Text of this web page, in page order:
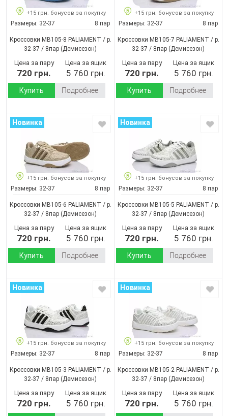
+15 грн. бонусов за покупку
Размеры: 32-37 8 пар
Кроссовки MB105-8 PALIAMENT / p.
32-37 / 8пар (Демисезон)
Цена за пару
720 грн.
Цена за ящик
5 760 грн.
Купить Подробнее
+15 грн. бонусов за покупку
Размеры: 32-37 8 пар
Кроссовки MB105-7 PALIAMENT / p.
32-37 / 8пар (Демисезон)
Цена за пару
720 грн.
Цена за ящик
5 760 грн.
Купить Подробнее
Новинка
+15 грн. бонусов за покупку
Размеры: 32-37 8 пар
Кроссовки MB105-6 PALIAMENT / p.
32-37 / 8пар (Демисезон)
Цена за пару
720 грн.
Цена за ящик
5 760 грн.
Купить Подробнее
Новинка
+15 грн. бонусов за покупку
Размеры: 32-37 8 пар
Кроссовки MB105-5 PALIAMENT / p.
32-37 / 8пар (Демисезон)
Цена за пару
720 грн.
Цена за ящик
5 760 грн.
Купить Подробнее
Новинка
+15 грн. бонусов за покупку
Размеры: 32-37 8 пар
Кроссовки MB105-3 PALIAMENT / p.
32-37 / 8пар (Демисезон)
Цена за пару
720 грн.
Цена за ящик
5 760 грн.
Новинка
+15 грн. бонусов за покупку
Размеры: 32-37 8 пар
Кроссовки MB105-2 PALIAMENT / p.
32-37 / 8пар (Демисезон)
Цена за пару
720 грн.
Цена за ящик
5 760 грн.